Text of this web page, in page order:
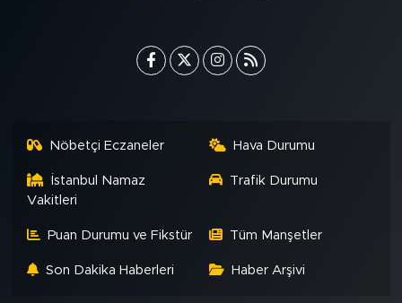
Nöbetçi Eczaneler Hava Durumu
İstanbul Namaz
Vakitleri
Trafik Durumu
Puan Durumu ve Fikstür Tüm Manşetler
Son Dakika Haberleri Haber Arşivi
ALINTI YAZARLAR